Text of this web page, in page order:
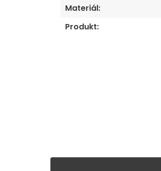
Materiál:
Produkt: